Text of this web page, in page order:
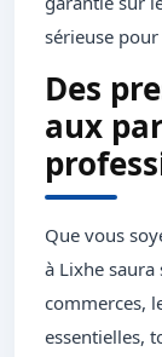
sérieuse
Des
aux
Que vous
à Lixhe saura
commerces,
essentielles,